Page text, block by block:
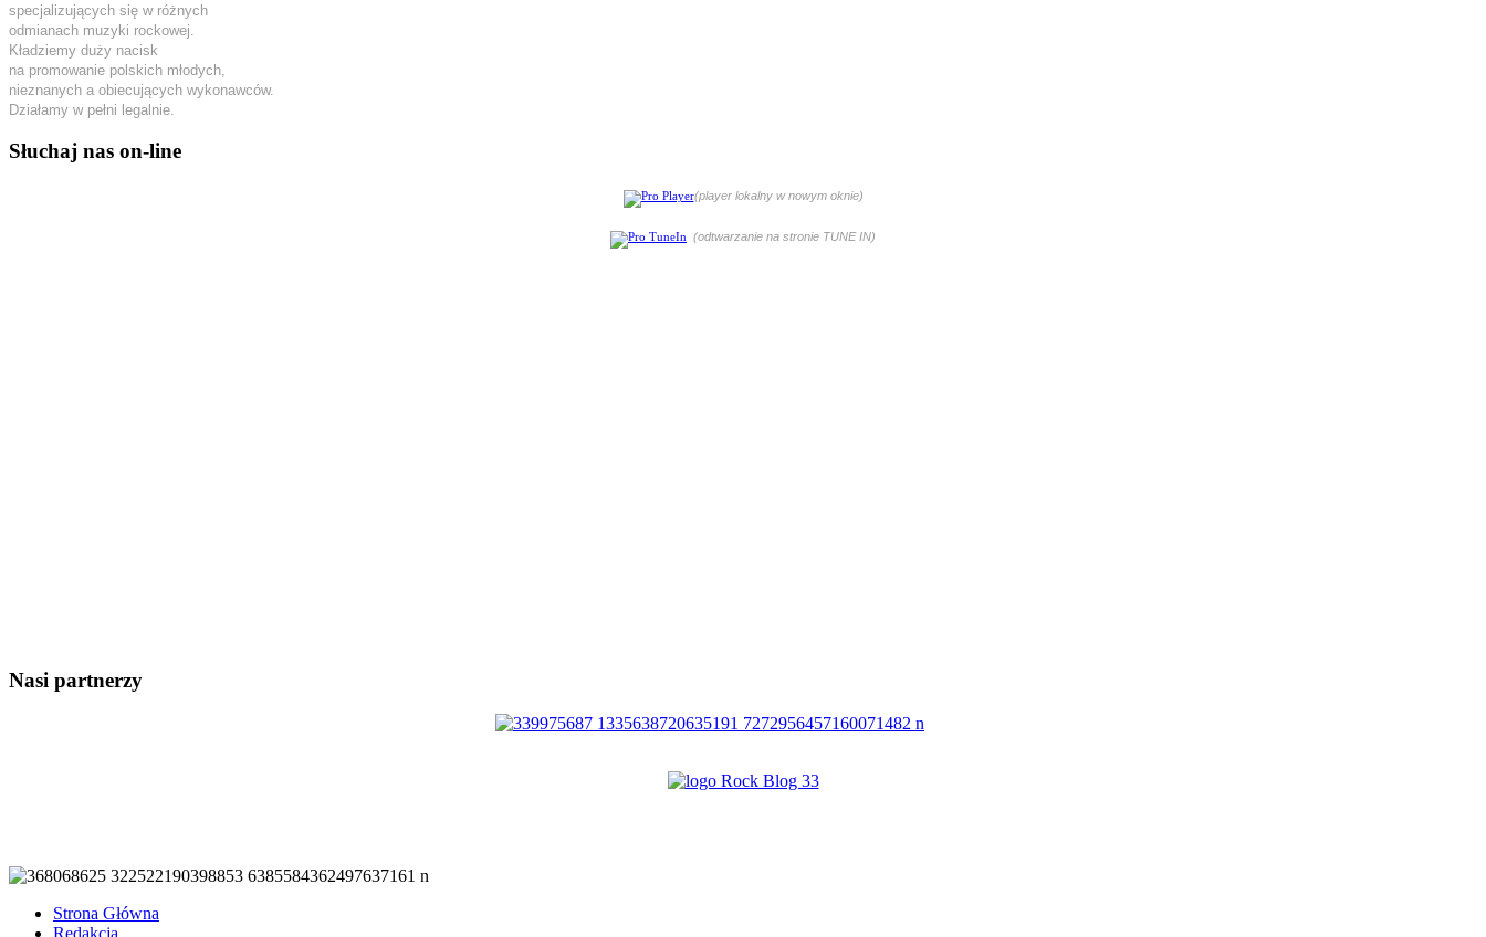
specjalizujących się w różnych
odmianach muzyki rockowej.
Kładziemy duży nacisk
na promowanie polskich młodych,
nieznanych a obiecujących wykonawców.
Działamy w pełni legalnie.
Słuchaj nas on-line
(player lokalny w nowym oknie)
(odtwarzanie na stronie TUNE IN)
Nasi partnerzy
Strona Główna
Redakcja